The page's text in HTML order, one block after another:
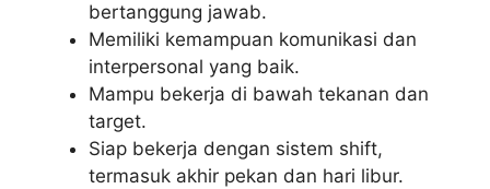
bertanggung jawab.
Memiliki kemampuan komunikasi dan
interpersonal yang baik.
Mampu bekerja di bawah tekanan dan
target.
Siap bekerja dengan sistem shift,
termasuk akhir pekan dan hari libur.